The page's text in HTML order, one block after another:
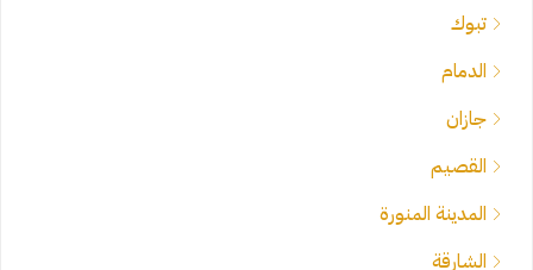
تبوك
الدمام
جازان
القصيم
المدينة المنورة
الشارقة